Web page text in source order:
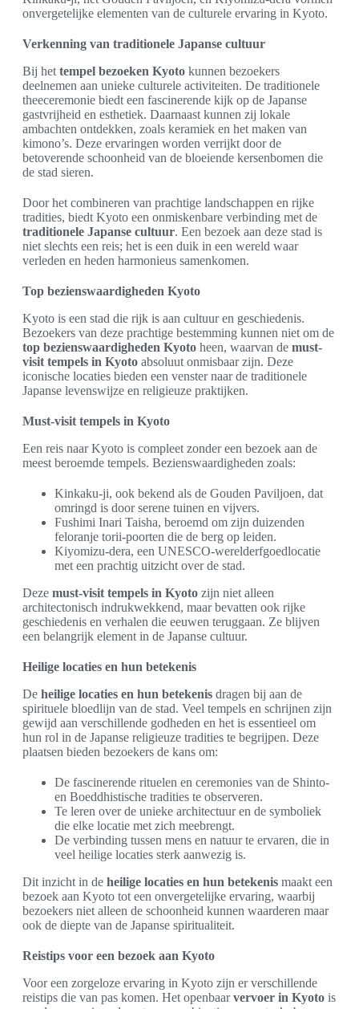
onvergetelijke elementen van de culturele ervaring in Kyoto.
Verkenning van traditionele Japanse cultuur
Bij het tempel bezoeken Kyoto kunnen bezoekers
deelnemen aan unieke culturele activiteiten. De traditionele
theeceremonie biedt een fascinerende kijk op de Japanse
gastvrijheid en esthetiek. Daarnaast kunnen zij lokale
ambachten ontdekken, zoals keramiek en het maken van
kimono’s. Deze ervaringen worden verrijkt door de
betoverende schoonheid van de bloeiende kersenbomen die
de stad sieren.
Door het combineren van prachtige landschappen en rijke
tradities, biedt Kyoto een onmiskenbare verbinding met de
traditionele Japanse cultuur. Een bezoek aan deze stad is
niet slechts een reis; het is een duik in een wereld waar
verleden en heden harmonieus samenkomen.
Top bezienswaardigheden Kyoto
Kyoto is een stad die rijk is aan cultuur en geschiedenis.
Bezoekers van deze prachtige bestemming kunnen niet om de
top bezienswaardigheden Kyoto heen, waarvan de must-
visit tempels in Kyoto absoluut onmisbaar zijn. Deze
iconische locaties bieden een venster naar de traditionele
Japanse levenswijze en religieuze praktijken.
Must-visit tempels in Kyoto
Een reis naar Kyoto is compleet zonder een bezoek aan de
meest beroemde tempels. Bezienswaardigheden zoals:
Kinkaku-ji, ook bekend als de Gouden Paviljoen, dat
omringd is door serene tuinen en vijvers.
Fushimi Inari Taisha, beroemd om zijn duizenden
feloranje torii-poorten die de berg op leiden.
Kiyomizu-dera, een UNESCO-werelderfgoedlocatie
met een prachtig uitzicht over de stad.
Deze must-visit tempels in Kyoto zijn niet alleen
architectonisch indrukwekkend, maar bevatten ook rijke
geschiedenis en verhalen die eeuwen teruggaan. Ze blijven
een belangrijk element in de Japanse cultuur.
Heilige locaties en hun betekenis
De heilige locaties en hun betekenis dragen bij aan de
spirituele bloedlijn van de stad. Veel tempels en schrijnen zijn
gewijd aan verschillende godheden en het is essentieel om
hun rol in de Japanse religieuze tradities te begrijpen. Deze
plaatsen bieden bezoekers de kans om:
De fascinerende rituelen en ceremonies van de Shinto-
en Boeddhistische tradities te observeren.
Te leren over de unieke architectuur en de symboliek
die elke locatie met zich meebrengt.
De verbinding tussen mens en natuur te ervaren, die in
veel heilige locaties sterk aanwezig is.
Dit inzicht in de heilige locaties en hun betekenis maakt een
bezoek aan Kyoto tot een onvergetelijke ervaring, waarbij
bezoekers niet alleen de schoonheid kunnen waarderen maar
ook de diepte van de Japanse spiritualiteit.
Reistips voor een bezoek aan Kyoto
Voor een zorgeloze ervaring in Kyoto zijn er verschillende
reistips die van pas komen. Het openbaarvervoer in Kyoto is